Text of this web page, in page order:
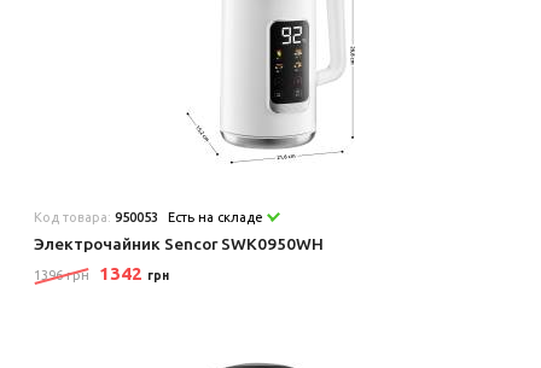
Код товара:950053 Есть на складе
Электрочайник Sencor SWK0950WH
1396 грн 1342 грн